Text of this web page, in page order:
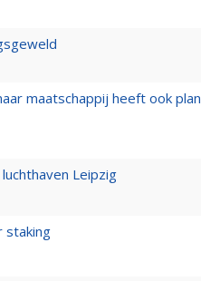
maatschappij heeft ook plan
Leipzig
staking